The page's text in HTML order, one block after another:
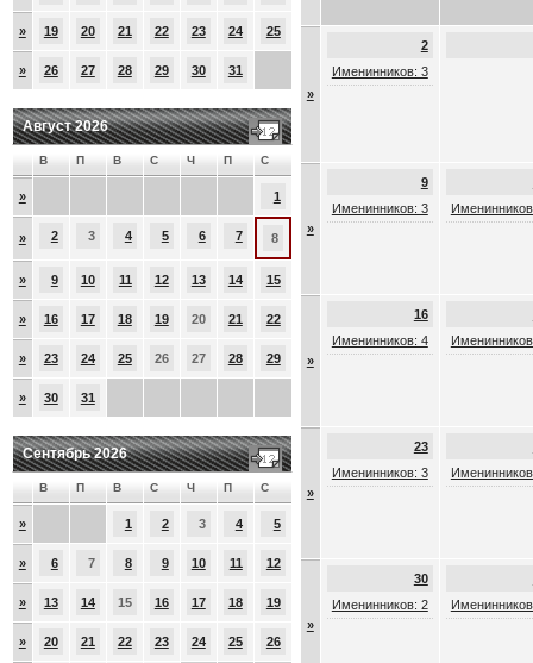
» 19 20 21 22 23 24 25
» 26 27 28 29 30 31
Август 2026
В П В С Ч П С
» 1
» 2 3 4 5 6 7 8
» 9 10 11 12 13 14 15
» 16 17 18 19 20 21 22
» 23 24 25 26 27 28 29
» 30 31
Сентябрь 2026
В П В С Ч П С
» 1 2 3 4 5
» 6 7 8 9 10 11 12
» 13 14 15 16 17 18 19
» 20 21 22 23 24 25 26
»
2
Именинников: 3
»
9
Именинников: 3
»
16
Именинников: 4
»
23
Именинников: 3
»
30
Именинников: 2